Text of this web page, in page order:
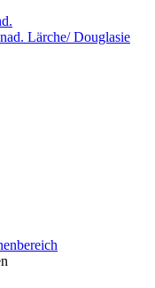
Lärche/ Douglasie